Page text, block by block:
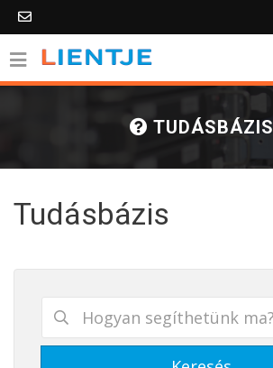
TUDÁSBÁZIS
Tudásbázis